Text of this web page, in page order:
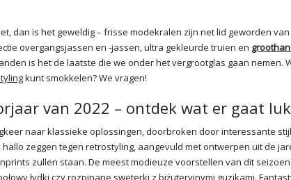
dan is het geweldig – frisse modekralen zijn net lid geworden
overgangsjassen en -jassen, ultra gekleurde truien en
is het de laatste die we onder het vergrootglas gaan nemen.
kunt smokkelen? We vragen!
van 2022 – ontdek wat er gaat
naar klassieke oplossingen, doorbroken door interessante
zeggen tegen retrostyling, aangevuld met ontwerpen uit de
zullen staan. De meest modieuze voorstellen van dit
łydki czy rozpinane sweterki z biżuteryjnymi guzikami.